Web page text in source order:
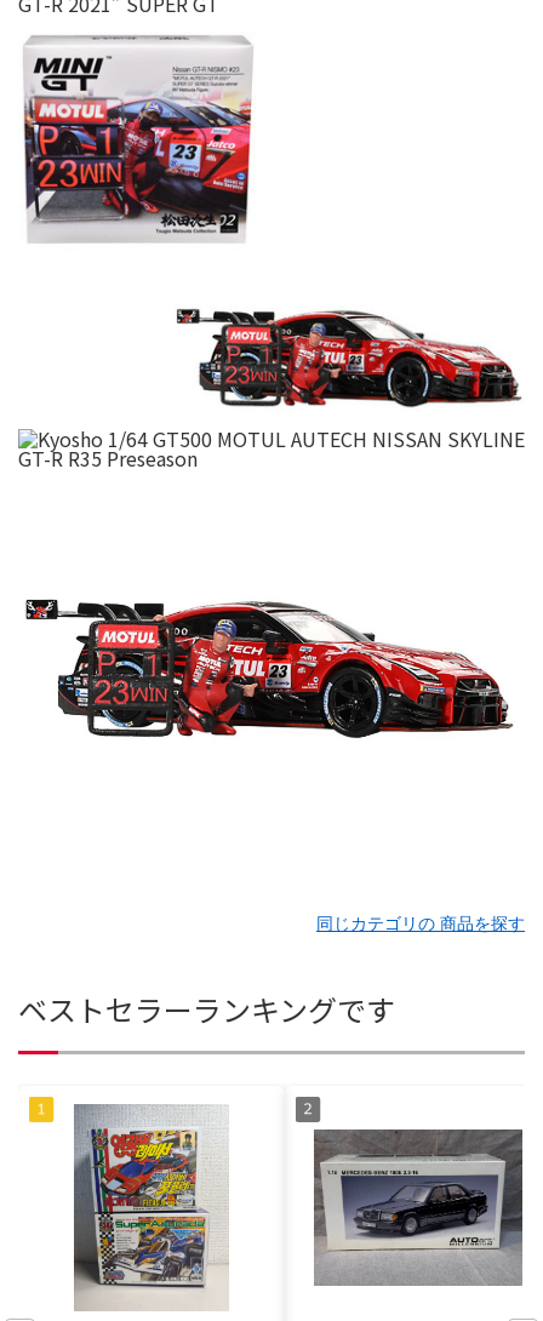
同じカテゴリの 商品を探す
ベストセラーランキングです